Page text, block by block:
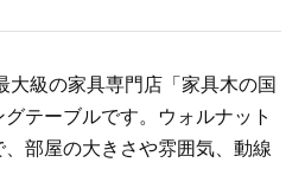
大級の家具専門店「家具木の国
テーブルです。ウォルナット
部屋の大きさや雰囲気、動線